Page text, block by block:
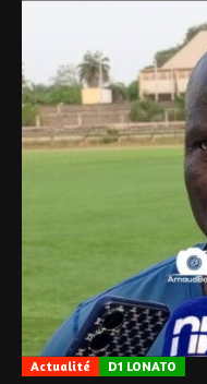
Actualité D1 LONATO